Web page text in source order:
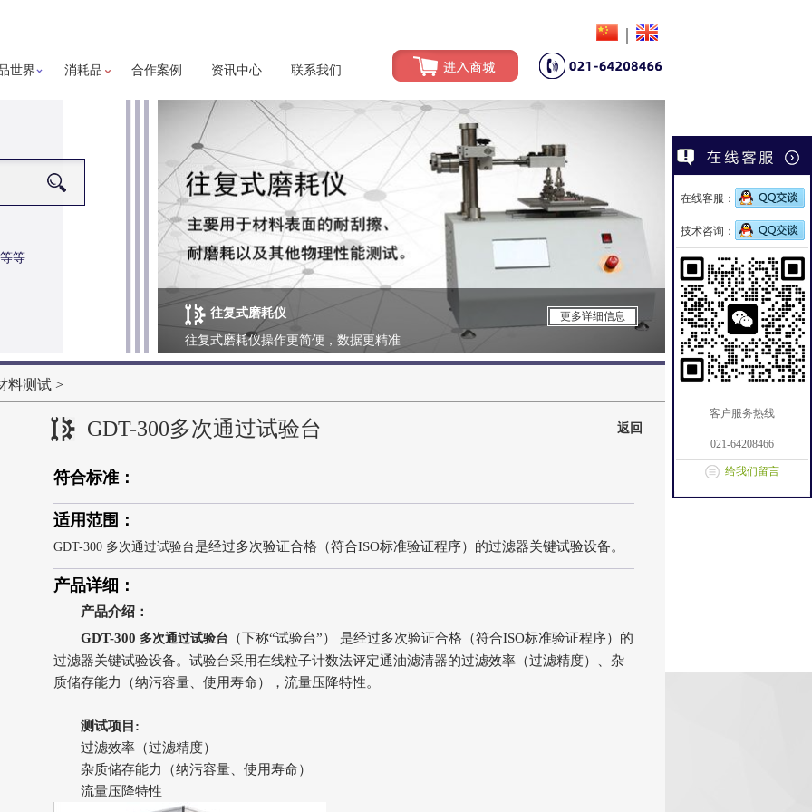
世界 消耗品 合作案例 资讯中心 联系我们
|
等
往复式磨耗仪
往复式磨耗仪操作更简便，数据更精准
更多详细信息
雾化仪
领先的顶级雾化仪
料测试 >
GDT-300多次通过试验台 返回
符合标准：
适用范围：
GDT-300 多次通过试验台是经过多次验证合格（符合ISO标准验证程序）的过滤器关键试验设备。
产品详细：
产品介绍：
GDT-300 多次通过试验台 （下称“试验台”） 是经过多次验证合格（符合ISO标准验证程序）的
过滤器关键试验设备。试验台采用在线粒子计数法评定通油滤清器的过滤效率（过滤精度）、杂
质储存能力（纳污容量、使用寿命），流量压降特性。
测试项目:
过滤效率（过滤精度）
杂质储存能力（纳污容量、使用寿命）
流量压降特性
在线客服：
技术咨询：
客户服务热线
021-64208466
给我们留言